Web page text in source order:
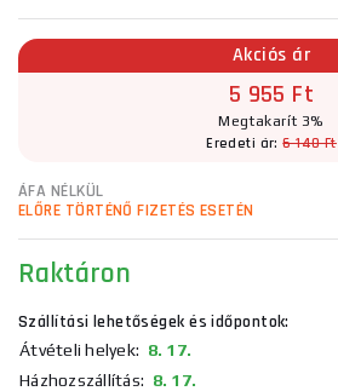
Akciós ár
5 955 Ft
Megtakarít 3%
Eredeti ár:6 140 Ft
ÁFA NÉLKÜL
ELŐRE TÖRTÉNŐ FIZETÉS ESETÉN
Raktáron
Szállítási lehetőségek és időpontok:
Átvételi helyek: 8. 17.
Házhozszállítás: 8. 17.